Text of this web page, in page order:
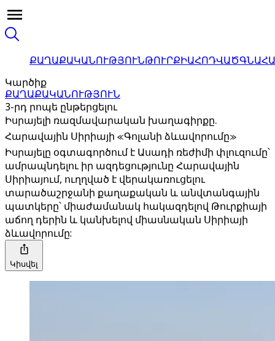
ՔԱՂԱՔԱԿԱՆՈՒԹՅՈՒՆԹՈՒՐՔԻԱՀՈԴՎԱԾ
Կարծիք
ՔԱՂԱՔԱԿԱՆՈՒԹՅՈՒՆ
3-րդ րոպե ընթերցելու
Իսրայելի ռազմավարական խաղագիրքը.
Հարավային Սիրիայի «Գոլանի ձևավորումը»
Իսրայելը օգտագործում է Ասադի ռեժիմի փլուզումը՝
ամրապնդելու իր ազդեցությունը Հարավային
Սիրիայում, ուղղված է վերակառուցելու
տարածաշրջանի քաղաքական և անվտանգային
պատկերը՝ միաժամանակ հակազդելով Թուրքիայի
աճող դերին և կանխելով միասնական Սիրիայի
ձևավորումը:
Կիսվել